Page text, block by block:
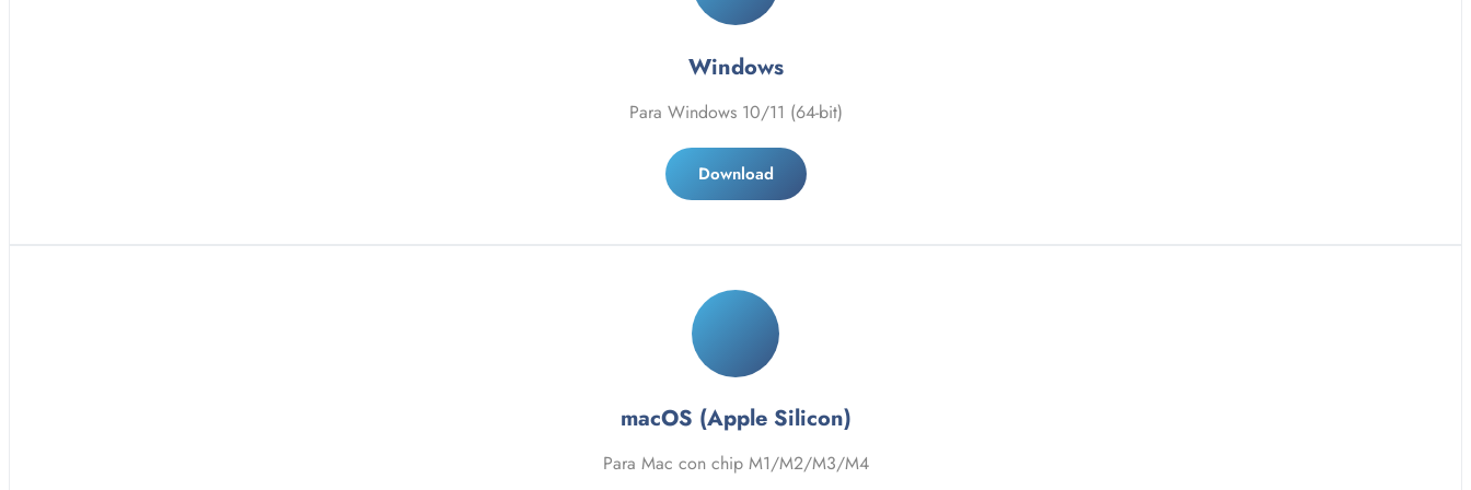
Windows
Para Windows 10/11 (64-bit)
Download
macOS (Apple Silicon)
Para Mac con chip M1/M2/M3/M4